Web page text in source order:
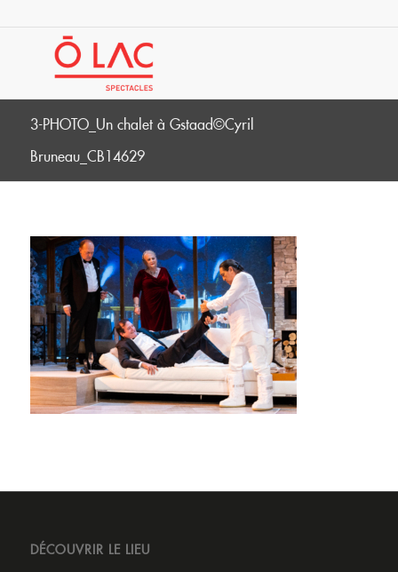
3-PHOTO_Un chalet à Gstaad©Cyril
Bruneau_CB14629
DÉCOUVRIR LE LIEU